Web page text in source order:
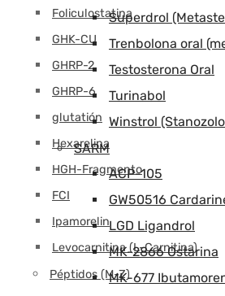
Foliculostatina
GHK-CU
GHRP-2
GHRP-6
glutatión
Hexarelina
HGH-Fragmento
FCI
Ipamorelin
Levocarnitina (L-Carnitina)
Péptidos (M-Z)
Superdrol
Trenbolona oral
Testosterona Oral
Turinabol
Winstrol
SARM
ACP-105
GW50516
LGD Ligandrol
MK-2866 Ostarina
MK-677